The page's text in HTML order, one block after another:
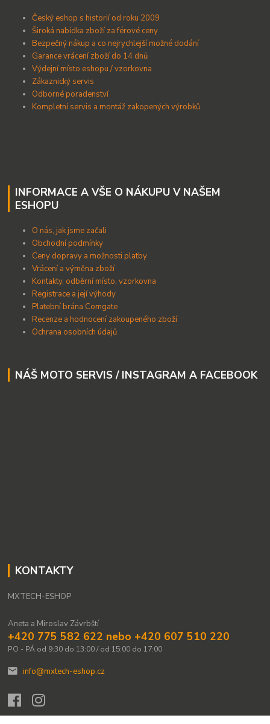
Český eshop s historií od roku 2009
Široká nabídka zboží za férové ceny
Bezpečný nákup a co nejrychlejší možné dodání
Garance vrácení zboží do 14 dnů
Výdejní místo eshopu / vzorkovna
Zákaznický servis
Odborné poradenství
Kompletní servis a montáž zakopených výrobků
INFORMACE A VŠE O NÁKUPU V NAŠEM
ESHOPU
O nás, jak jsme začali
Obchodní podmínky
Ceny dopravy a možnosti platby
Vrácení a výměna zboží
Kontakty, odběrní místo, vzorkovna
Registrace a její výhody
Platební brána Comgate
Recenze a hodnocení zakoupeného zboží
Ochrana osobních údajů
NÁŠ MOTO SERVIS / INSTAGRAM A FACEBOOK
KONTAKTY
MXTECH-ESHOP
Aneta a Miroslav Závrbští
+420 775 582 622 nebo +420 607 510 220
PO - PÁ od 9:30 do 13:00 / od 15:00 do 17:00
info@mxtech-eshop.cz